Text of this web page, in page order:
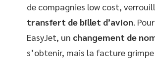
de compagnies low cost,
transfert de billet d’avion .
EasyJet, un changement de
s’obtenir, mais la facture